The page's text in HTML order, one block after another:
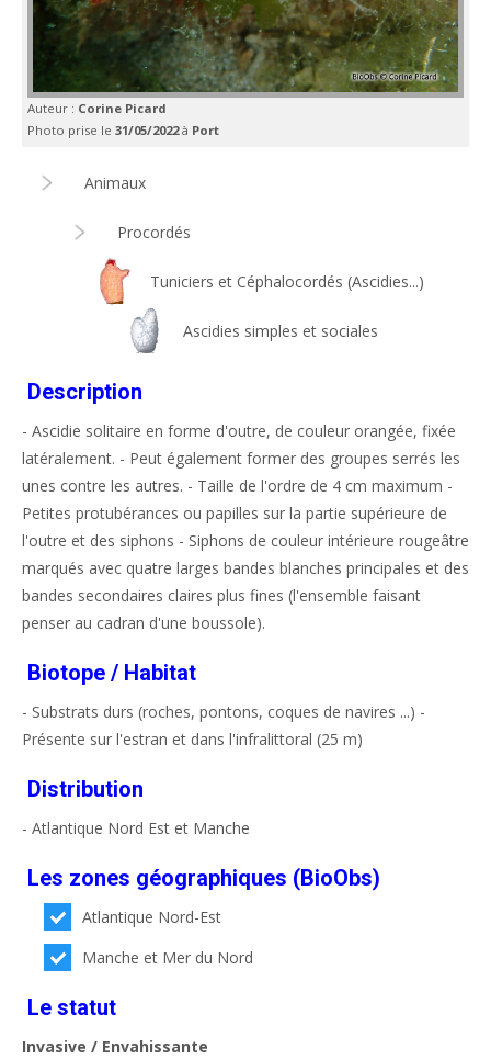
Auteur : Corine Picard
Photo prise le 31/05/2022à Port
Animaux
Procordés
Tuniciers et Céphalocordés (Ascidies...)
Ascidies simples et sociales
Description
- Ascidie solitaire en forme d'outre, de couleur orangée, fixée
latéralement. - Peut également former des groupes serrés les
unes contre les autres. - Taille de l'ordre de 4 cm maximum -
Petites protubérances ou papilles sur la partie supérieure de
l'outre et des siphons - Siphons de couleur intérieure rougeâtre
marqués avec quatre larges bandes blanches principales et des
bandes secondaires claires plus fines (l'ensemble faisant
penser au cadran d'une boussole).
Biotope / Habitat
- Substrats durs (roches, pontons, coques de navires ...) -
Présente sur l'estran et dans l'infralittoral (25 m)
Distribution
- Atlantique Nord Est et Manche
Les zones géographiques (BioObs)
Atlantique Nord-Est
Manche et Mer du Nord
Le statut
Invasive / Envahissante